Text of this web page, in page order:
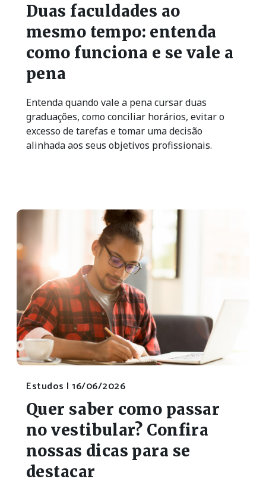
Duas faculdades ao
mesmo tempo: entenda
como funciona e se vale a
pena
Entenda quando vale a pena cursar duas
graduações, como conciliar horários, evitar o
excesso de tarefas e tomar uma decisão
alinhada aos seus objetivos profissionais.
Estudos | 16/06/2026
Quer saber como passar
no vestibular? Confira
nossas dicas para se
destacar